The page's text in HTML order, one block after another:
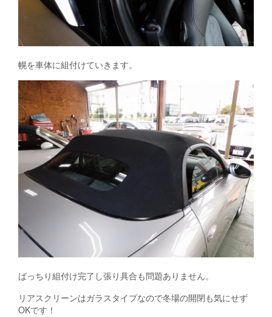
幌を車体に組付けていきます。
ばっちり組付け完了し張り具合も問題ありません。
リアスクリーンはガラスタイプなので冬場の開閉も気にせず
OKです！